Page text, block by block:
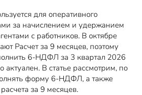
для оперативного
за начислением и удержанием
с работников. В октябре
Расчет за 9 месяцев, поэтому
6-НДФЛ за 3 квартал 2026
актуален. В статье рассмотрим, по
форму 6-НДФЛ, а также
за 9 месяцев.